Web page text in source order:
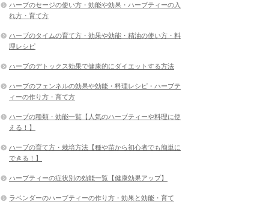
ハーブのセージの使い方・効能や効果・ハーブティーの入
れ方・育て方
ハーブのタイムの育て方・効果や効能・精油の使い方・料
理レシピ
ハーブのデトックス効果で健康的にダイエットする方法
ハーブのフェンネルの効果や効能・料理レシピ・ハーブテ
ィーの作り方・育て方
ハーブの種類・効能一覧【人気のハーブティーや料理に使
える！】
ハーブの育て方・栽培方法【種や苗から初心者でも簡単に
できる！】
ハーブティーの症状別の効能一覧【健康効果アップ】
ラベンダーのハーブティーの作り方・効果と効能・育て